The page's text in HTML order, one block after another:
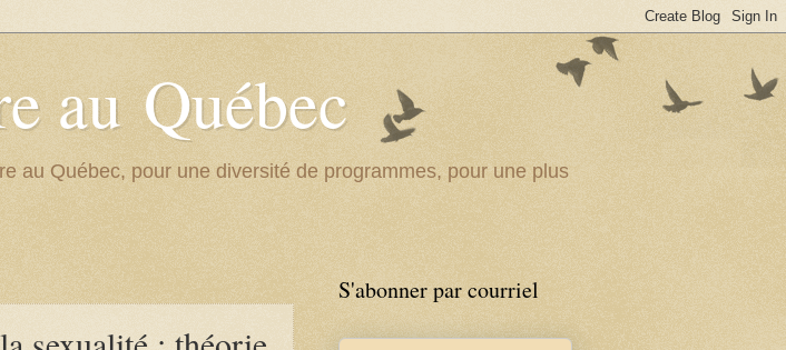
au Québec
au Québec, pour une diversité de programmes, pour une plus
S'abonner par courriel